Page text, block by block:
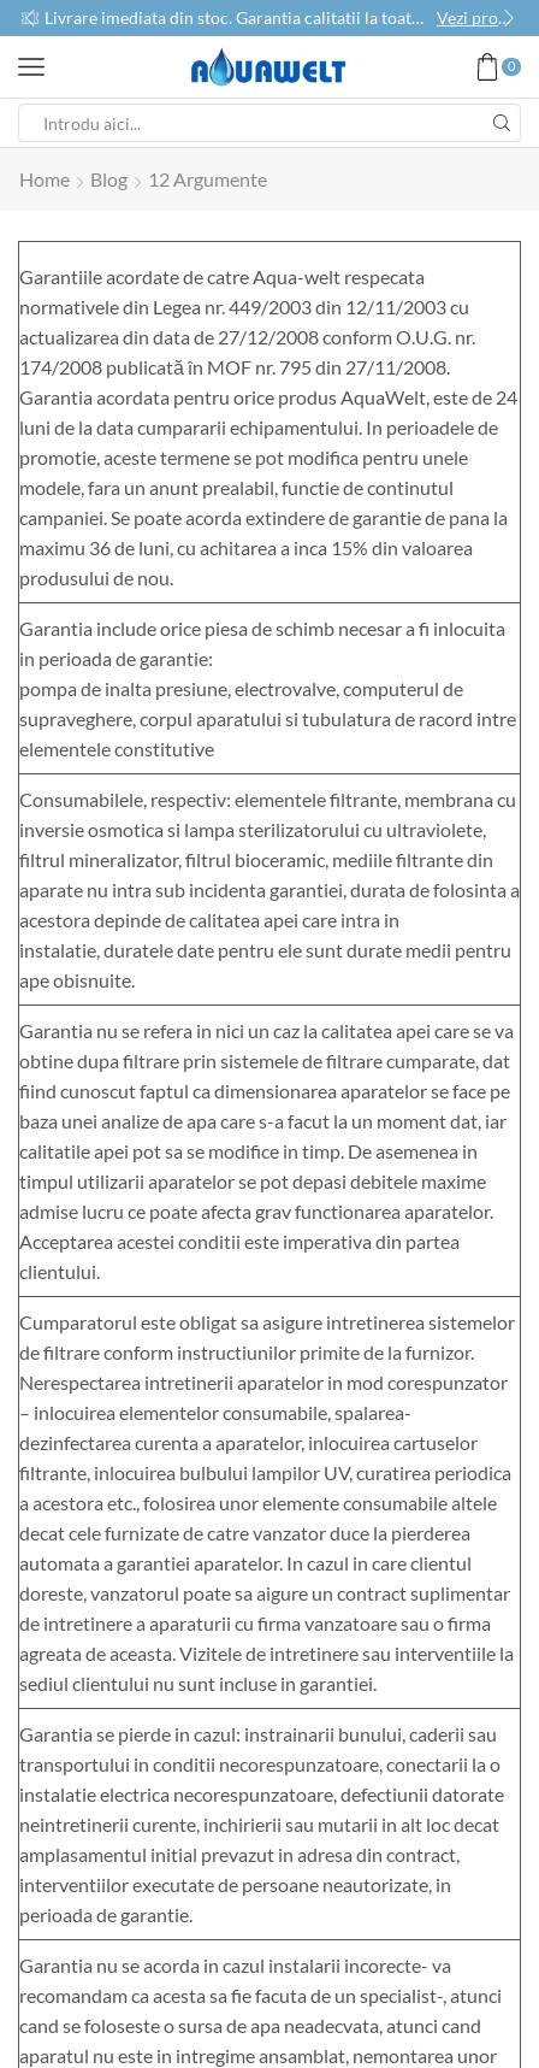
Livrare imediata din stoc. Garantia calitatii la toate produsele Vezi produse
0
Home Blog 12 Argumente
Garantiile acordate de catre Aqua-welt respecata
normativele din Legea nr. 449/2003 din 12/11/2003 cu
actualizarea din data de 27/12/2008 conform O.U.G. nr.
174/2008 publicată în MOF nr. 795 din 27/11/2008.
Garantia acordata pentru orice produs AquaWelt, este de 24
luni de la data cumpararii echipamentului. In perioadele de
promotie, aceste termene se pot modifica pentru unele
modele, fara un anunt prealabil, functie de continutul
campaniei. Se poate acorda extindere de garantie de pana la
maximu 36 de luni, cu achitarea a inca 15% din valoarea
produsului de nou.
Garantia include orice piesa de schimb necesar a fi inlocuita
in perioada de garantie:
pompa de inalta presiune, electrovalve, computerul de
supraveghere, corpul aparatului si tubulatura de racord intre
elementele constitutive
Consumabilele, respectiv: elementele filtrante, membrana cu
inversie osmotica si lampa sterilizatorului cu ultraviolete,
filtrul mineralizator, filtrul bioceramic, mediile filtrante din
aparate nu intra sub incidenta garantiei, durata de folosinta a
acestora depinde de calitatea apei care intra in
instalatie, duratele date pentru ele sunt durate medii pentru
ape obisnuite.
Garantia nu se refera in nici un caz la calitatea apei care se va
obtine dupa filtrare prin sistemele de filtrare cumparate, dat
fiind cunoscut faptul ca dimensionarea aparatelor se face pe
baza unei analize de apa care s-a facut la un moment dat, iar
calitatile apei pot sa se modifice in timp. De asemenea in
timpul utilizarii aparatelor se pot depasi debitele maxime
admise lucru ce poate afecta grav functionarea aparatelor.
Acceptarea acestei conditii este imperativa din partea
clientului.
Cumparatorul este obligat sa asigure intretinerea sistemelor
de filtrare conform instructiunilor primite de la furnizor.
Nerespectarea intretinerii aparatelor in mod corespunzator
– inlocuirea elementelor consumabile, spalarea-
dezinfectarea curenta a aparatelor, inlocuirea cartuselor
filtrante, inlocuirea bulbului lampilor UV, curatirea periodica
a acestora etc., folosirea unor elemente consumabile altele
decat cele furnizate de catre vanzator duce la pierderea
automata a garantiei aparatelor. In cazul in care clientul
doreste, vanzatorul poate sa aigure un contract suplimentar
de intretinere a aparaturii cu firma vanzatoare sau o firma
agreata de aceasta. Vizitele de intretinere sau interventiile la
sediul clientului nu sunt incluse in garantiei.
Garantia se pierde in cazul: instrainarii bunului, caderii sau
transportului in conditii necorespunzatoare, conectarii la o
instalatie electrica necorespunzatoare, defectiunii datorate
neintretinerii curente, inchirierii sau mutarii in alt loc decat
amplasamentul initial prevazut in adresa din contract,
interventiilor executate de persoane neautorizate, in
perioada de garantie.
Garantia nu se acorda in cazul instalarii incorecte- va
recomandam ca acesta sa fie facuta de un specialist-, atunci
cand se foloseste o sursa de apa neadecvata, atunci cand
aparatul nu este in intregime ansamblat, nemontarea unor